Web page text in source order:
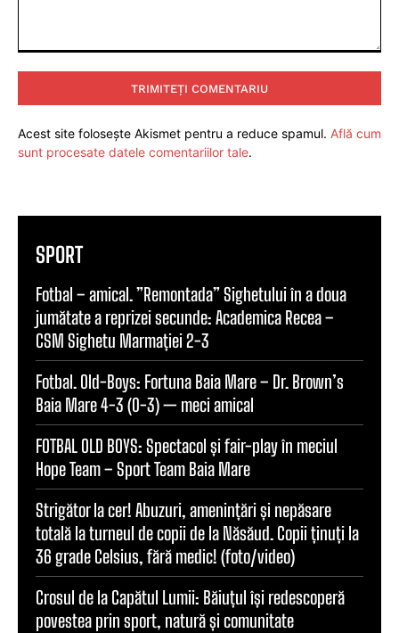
Acest site folosește Akismet pentru a reduce spamul. Află cum
sunt procesate datele comentariilor tale.
SPORT
Fotbal – amical. ”Remontada” Sighetului în a doua
jumătate a reprizei secunde: Academica Recea –
CSM Sighetu Marmației 2-3
Fotbal. Old-Boys: Fortuna Baia Mare – Dr. Brown’s
Baia Mare 4-3 (0-3) — meci amical
FOTBAL OLD BOYS: Spectacol și fair-play în meciul
Hope Team – Sport Team Baia Mare
Strigător la cer! Abuzuri, amenințări și nepăsare
totală la turneul de copii de la Năsăud. Copii ținuți la
36 grade Celsius, fără medic! (foto/video)
Crosul de la Capătul Lumii: Băiuțul își redescoperă
povestea prin sport, natură și comunitate